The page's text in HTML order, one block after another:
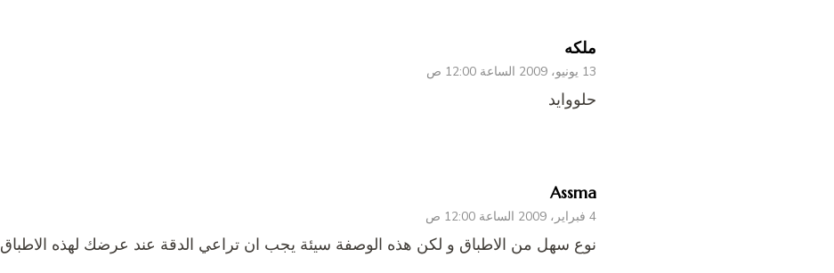
ملكه
13 يونيو، 2009 الساعة 12:00 ص
حلووايد
Assma
4 فبراير، 2009 الساعة 12:00 ص
نوع سهل من الاطباق و لكن هذه الوصفة سيئة يجب ان تراعي الدقة عند عرضك لهذه الاطباق